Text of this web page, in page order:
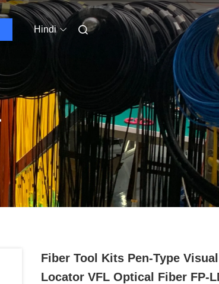
Hindi
Fiber Tool Kits Pen-Type
Locator VFL Optical Fiber FP-